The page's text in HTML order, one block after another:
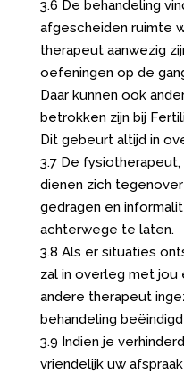
3.6 De behandeling
afgescheiden ruimte
therapeut aanwezig
oefeningen op de
Daar kunnen ook
betrokken zijn bij
Dit gebeurt altijd in
3.7 De
dienen zich
gedragen en
achterwege te laten.
3.8 Als er situaties
zal in overleg met
andere therapeut
behandeling
3.9 Indien je
vriendelijk uw